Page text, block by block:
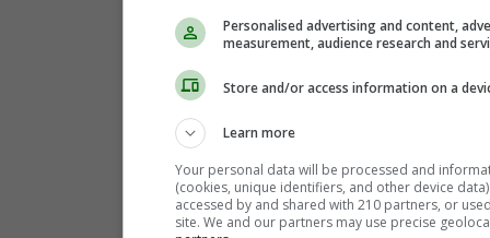
Personalised advertising and content,
measurement, audience research and
Store and/or access information on a
Learn more
Your personal data will be processed and
(cookies, unique identifiers, and other device
accessed by and shared with 210 partners, or
site. We and our partners may use precise